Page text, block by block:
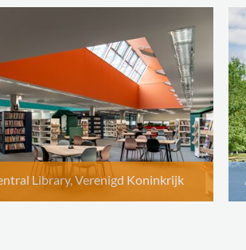
Library, Verenigd Koninkrijk